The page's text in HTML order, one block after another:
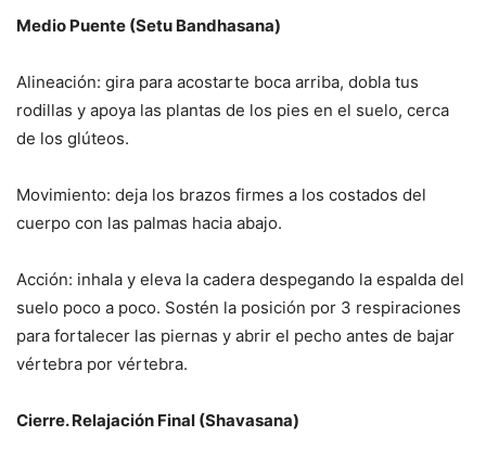
Medio Puente (Setu Bandhasana)
Alineación: gira para acostarte boca arriba, dobla tus
rodillas y apoya las plantas de los pies en el suelo, cerca
de los glúteos.
Movimiento: deja los brazos firmes a los costados del
cuerpo con las palmas hacia abajo.
Acción: inhala y eleva la cadera despegando la espalda del
suelo poco a poco. Sostén la posición por 3 respiraciones
para fortalecer las piernas y abrir el pecho antes de bajar
vértebra por vértebra.
Cierre. Relajación Final (Shavasana)